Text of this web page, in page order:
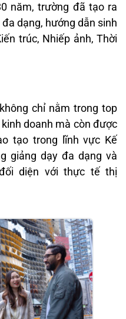
năm, trường đã tạo ra
dạng, hướng dẫn sinh
trúc, Nhiếp ảnh, Thời
chỉ nằm trong top
doanh mà còn được
tạo trong lĩnh vực Kế
giảng dạy đa dạng và
diện với thực tế thị